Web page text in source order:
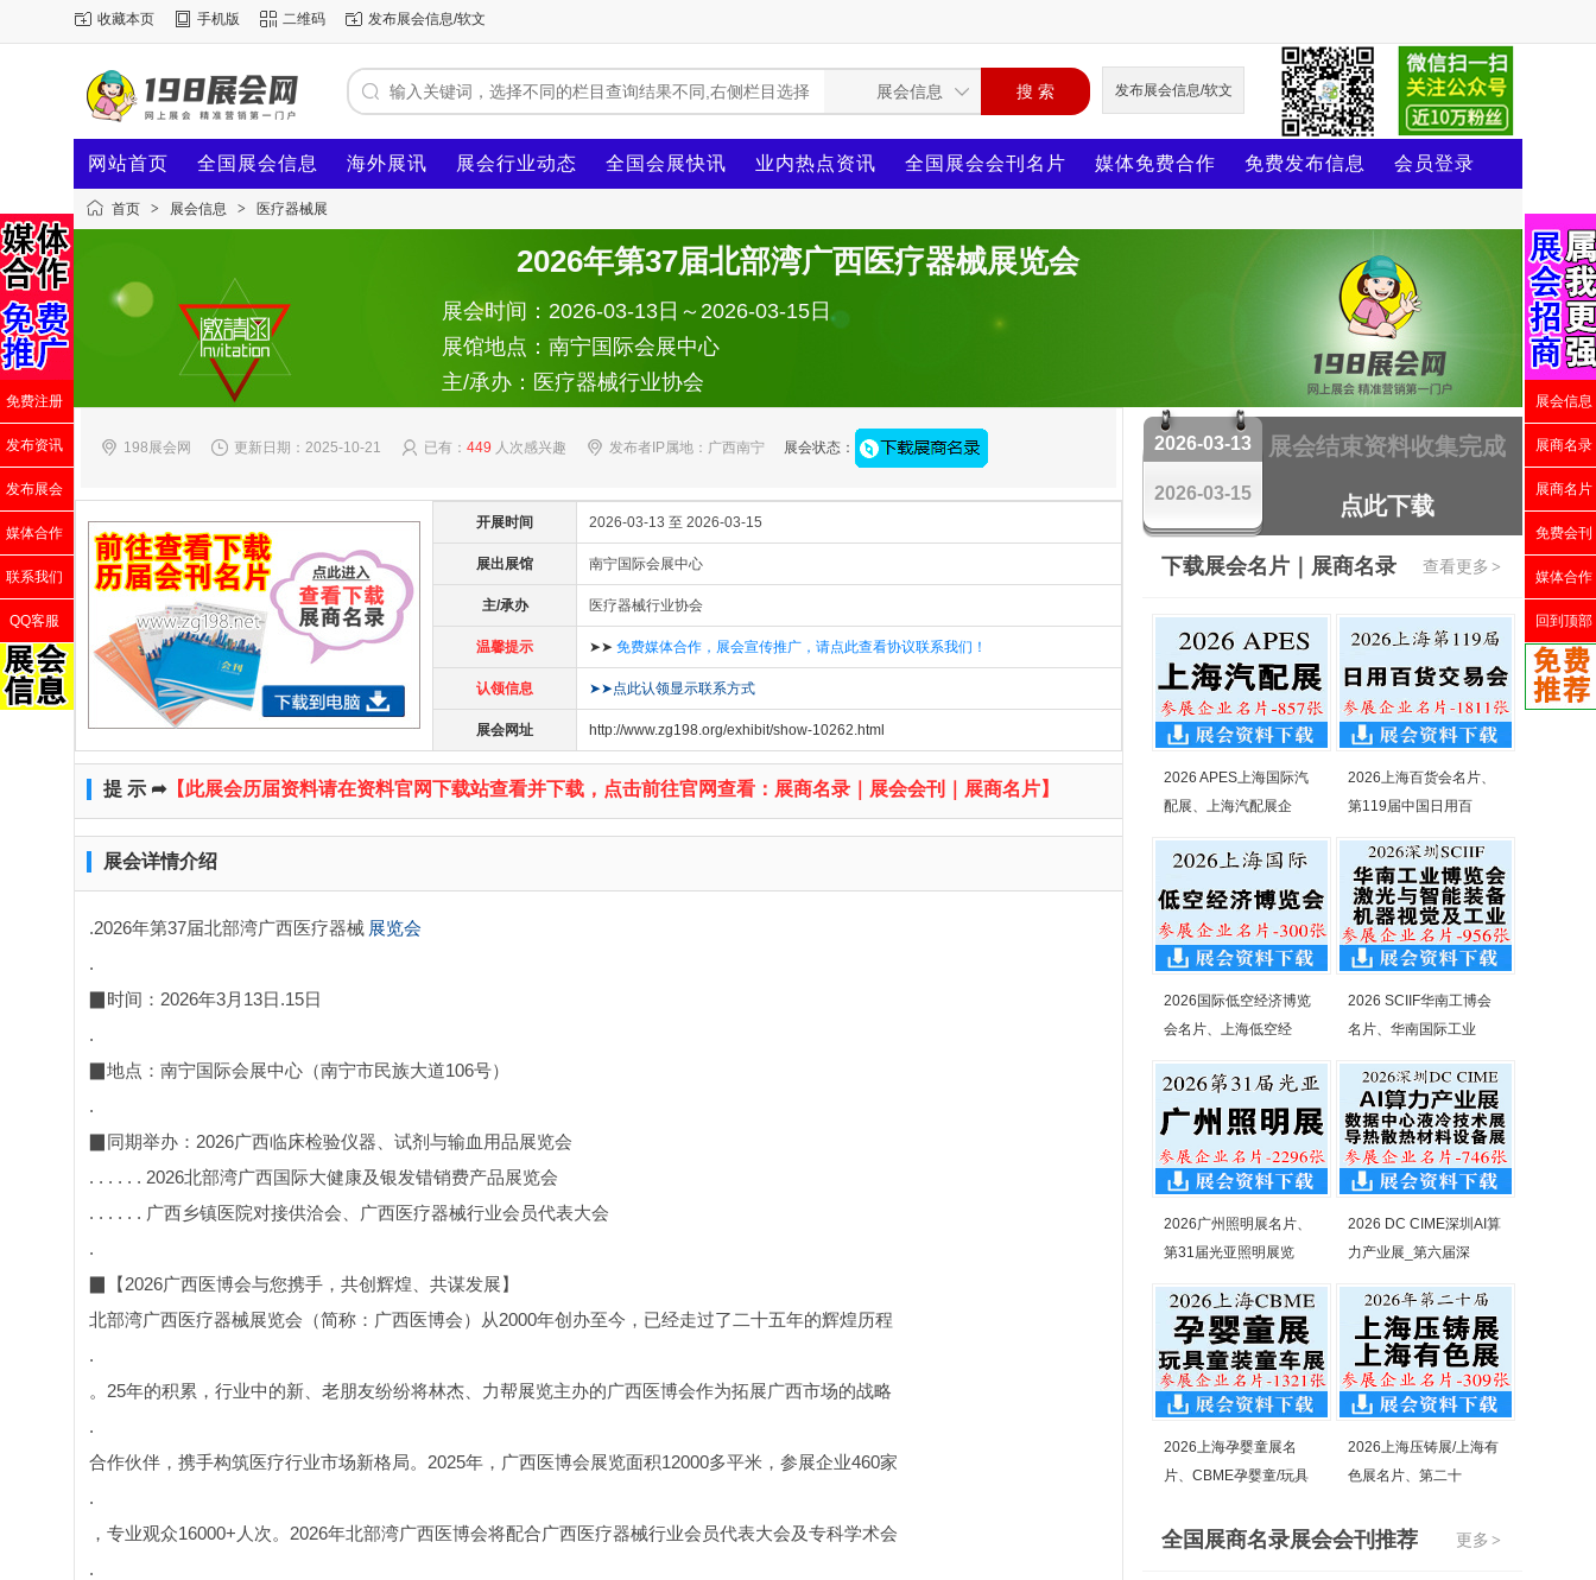
收藏本页 手机版 二维码 发布展会信息/软文
发布展会信息/软文
网站首页 全国展会信息 海外展讯 展会行业动态 全国会展快讯 业内热点资讯 全国展会会刊名片 媒体免费合作 免费发布信息 会员登录
首页 > 展会信息 > 医疗器械展
2026年第37届北部湾广西医疗器械展览会
展会时间：2026-03-13日～2026-03-15日
展馆地点：南宁国际会展中心
主/承办：医疗器械行业协会
198展会网 更新日期：2025-10-21 已有： 449 人次感兴趣 发布者IP属地：广西南宁 展会状态：
开展时间 2026-03-13 至 2026-03-15
展出展馆 南宁国际会展中心
主/承办 医疗器械行业协会
温馨提示 ➤➤ 免费媒体合作，展会宣传推广，请点此查看协议联系我们！
认领信息 ➤➤点此认领显示联系方式
展会网址 http://www.zg198.org/exhibit/show-10262.html
提 示 ➦【此展会历届资料请在资料官网下载站查看并下载，点击前往官网查看：展商名录｜展会会刊｜展商名片】
展会详情介绍
.2026年第37届北部湾广西医疗器械 展览会
.
▉时间：2026年3月13日.15日
.
▉地点：南宁国际会展中心（南宁市民族大道106号）
.
▉同期举办：2026广西临床检验仪器、试剂与输血用品展览会
. . . . . . 2026北部湾广西国际大健康及银发错销费产品展览会
. . . . . . 广西乡镇医院对接供洽会、广西医疗器械行业会员代表大会
.
▉【2026广西医博会与您携手，共创辉煌、共谋发展】
北部湾广西医疗器械展览会（简称：广西医博会）从2000年创办至今，已经走过了二十五年的辉煌历程
.
。25年的积累，行业中的新、老朋友纷纷将林杰、力帮展览主办的广西医博会作为拓展广西市场的战略
.
合作伙伴，携手构筑医疗行业市场新格局。2025年，广西医博会展览面积12000多平米，参展企业460家
.
，专业观众16000+人次。2026年北部湾广西医博会将配合广西医疗器械行业会员代表大会及专科学术会
.
2026-03-13
2026-03-15
展会结束资料收集完成
点此下载
查看更多 >
下载展会名片｜展商名录
2026 APES上海国际汽
配展、上海汽配展企
2026上海百货会名片、
第119届中国日用百
2026国际低空经济博览
会名片、上海低空经
2026 SCIIF华南工博会
名片、华南国际工业
2026广州照明展名片、
第31届光亚照明展览
2026 DC CIME深圳AI算
力产业展_第六届深
2026上海孕婴童展名
片、CBME孕婴童/玩具
2026上海压铸展/上海有
色展名片、第二十
更多 >
全国展商名录展会会刊推荐
免费注册
发布资讯
发布展会
媒体合作
联系我们
QQ客服
展会信息
展商名录
展商名片
免费会刊
媒体合作
回到顶部